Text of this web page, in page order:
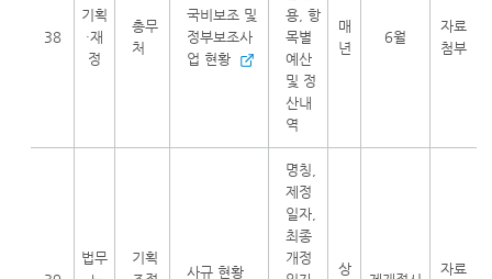
38
기획
·재
정
총무
처
국비보조 및
정부보조사
업 현황
용, 항
목별
예산
및 정
산내
역
매
년
6월
자료
첨부
법무
기획
사규 현황
명칭,
제정
일자,
최종
개정
상
자료